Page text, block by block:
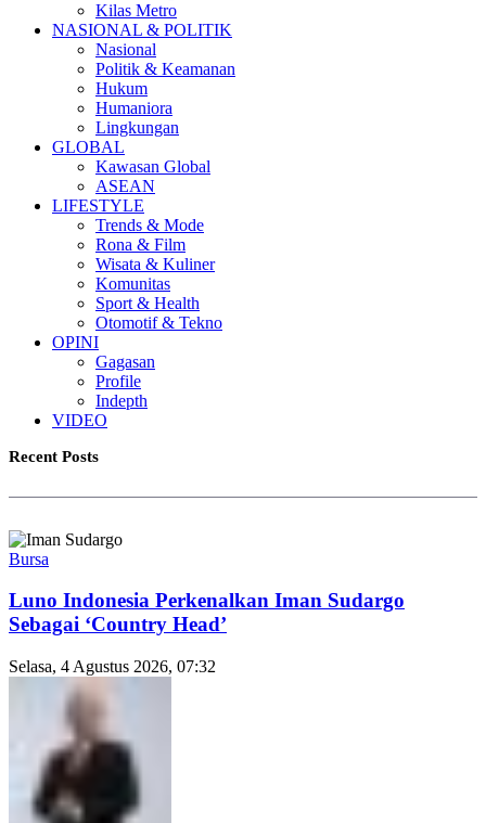
Kilas Metro
NASIONAL & POLITIK
Nasional
Politik & Keamanan
Hukum
Humaniora
Lingkungan
GLOBAL
Kawasan Global
ASEAN
LIFESTYLE
Trends & Mode
Rona & Film
Wisata & Kuliner
Komunitas
Sport & Health
Otomotif & Tekno
OPINI
Gagasan
Profile
Indepth
VIDEO
Recent Posts
Bursa
Luno Indonesia Perkenalkan Iman Sudargo
Sebagai ‘Country Head’
Selasa, 4 Agustus 2026, 07:32